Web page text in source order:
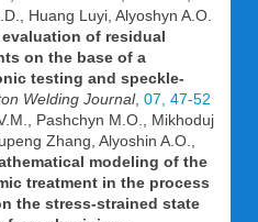
Huang Luyi, Alyoshyn A.O.
of residual
on the base of a
testing and speckle-
Welding Journal, 07, 47-52
Pashchyn M.O., Mikhoduj
Zhang, Alyoshin A.O.,
modeling of the
treatment in the process
the stress-strained state